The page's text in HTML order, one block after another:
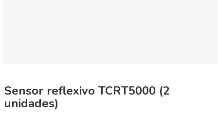
Sensor reflexivo TCRT5000 (2
unidades)